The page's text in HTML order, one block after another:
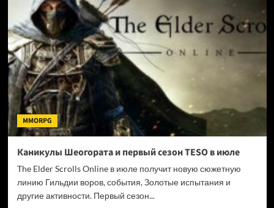
Cinder
City:
сюжет,
мир
и
страница
в
Steam
MMORPG
Каникулы Шеогората и первый сезон TESO в июле
The Elder Scrolls Online в июле получит новую сюжетную
линию Гильдии воров, события, Золотые испытания и
другие активности. Первый сезон...